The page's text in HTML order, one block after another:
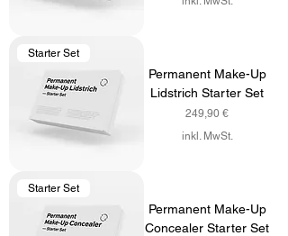
Starter Set
Permanent Make-Up
Lidstrich Starter Set
Preis
249,90 €
inkl. MwSt.
Starter Set
Permanent Make-Up
Concealer Starter Set